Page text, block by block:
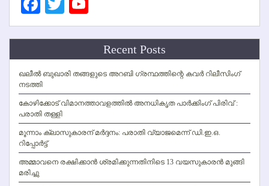
Channel
Recent Posts
ഖലീല്‍ ബുഖാരി തങ്ങളുടെ അറബി ഗ്രന്ഥത്തിന്റെ കവര്‍ റിലീസിംഗ്
നടത്തി
കോഴിക്കോട് വിമാനത്താവളത്തില്‍ അനധികൃത പാര്‍ക്കിംഗ് പിരിവ് :
പരാതി തള്ളി
മൂന്നാം ക്ലാസുകാരന് മര്‍ദ്ദനം: പരാതി വ്യാജമെന്ന് ഡി.ഇ.ഒ.
റിപ്പോര്‍ട്ട്
അമ്മാവനെ രക്ഷിക്കാന്‍ ശ്രമിക്കുന്നതിനിടെ 13 വയസുകാരന്‍ മുങ്ങി
മരിച്ചു